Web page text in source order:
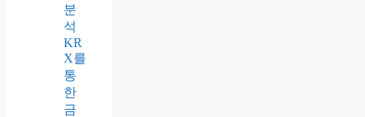
분
석
KR
X를
통
한
금